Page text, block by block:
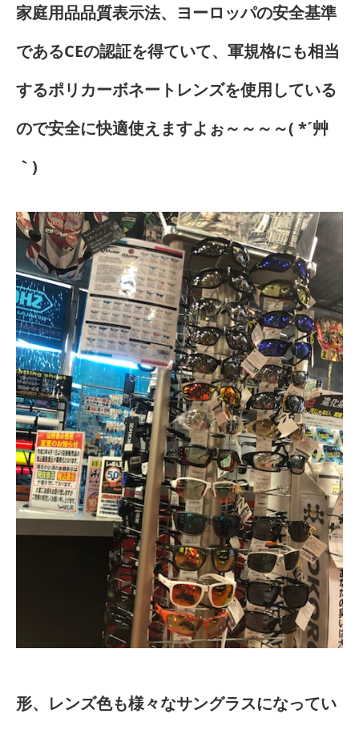
家庭用品品質表示法、ヨーロッパの安全基準
であるCEの認証を得ていて、軍規格にも相当
するポリカーボネートレンズを使用している
ので安全に快適使えますよぉ～～～～( *´艸
｀)
形、レンズ色も様々なサングラスになってい